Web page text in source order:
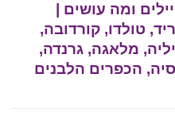
ומה עושים |
טולדו, קורדובה,
מלאגה, גרנדה,
הכפרים הלבנים